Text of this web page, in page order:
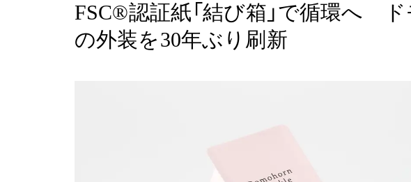
FSC®認証紙「結び箱」で循環へ
の外装を30年ぶり刷新